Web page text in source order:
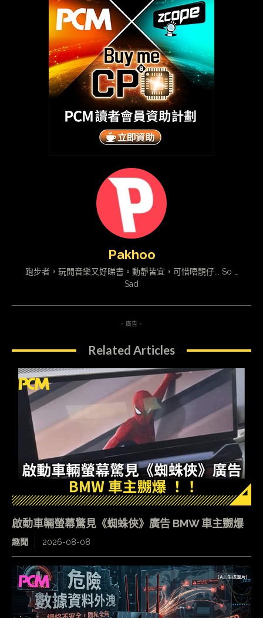
Pakhoo
跑步者，玩開音樂又好睇書。動靜皆宜，可惜唔靚仔... So _
Sad
- 廣告 -
Related Articles
啟動車輛螢幕驚見《蜘蛛俠》廣告 BMW 車主嬲爆
趣聞 2026-08-08